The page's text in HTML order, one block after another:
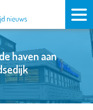
haven aan